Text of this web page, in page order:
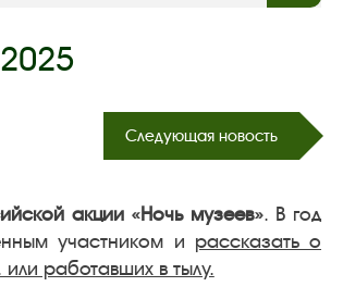
Следующая новость
акции «Ночь музеев». В год
участником и рассказать о
работавших в тылу.